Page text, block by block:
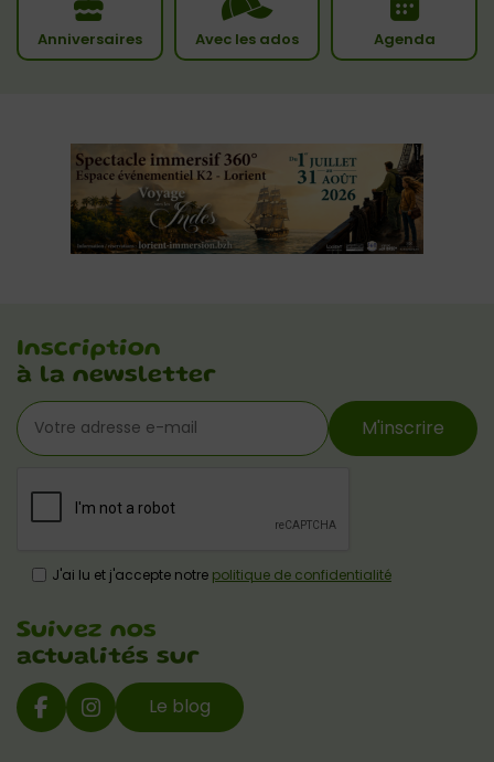
Anniversaires Avec les ados Agenda
Inscription
à la newsletter
M'inscrire
J'ai lu et j'accepte notre politique de confidentialité
Suivez nos
actualités sur
Le blog